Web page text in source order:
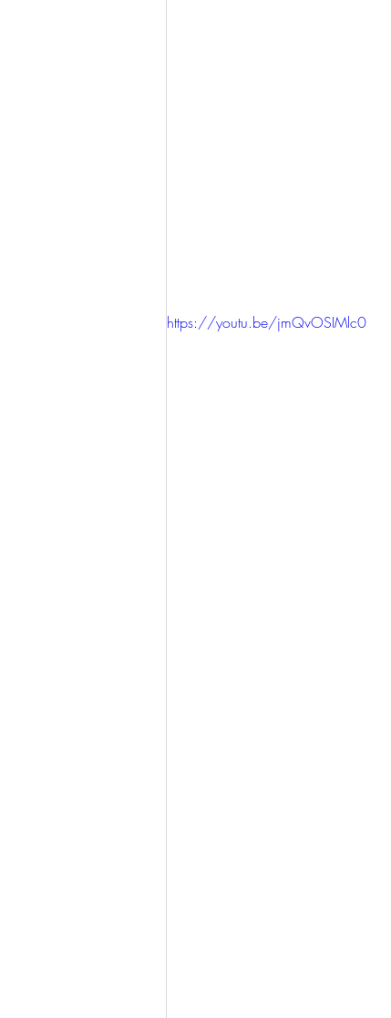
https://youtu.be/jmQvOSIMlc0